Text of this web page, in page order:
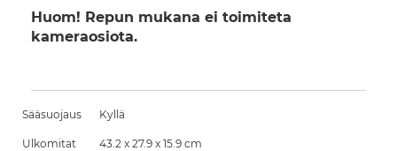
Huom! Repun mukana ei toimiteta
kameraosiota.
Sääsuojaus Kyllä
Ulkomitat 43.2 x 27.9 x 15.9 cm